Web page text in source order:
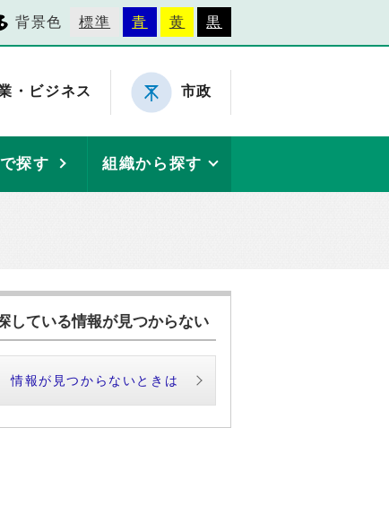
背景色 標準 青 黄 黒
・ビジネス 市政
探す 組織から探す
している情報が見つからない
情報が見つからないときは